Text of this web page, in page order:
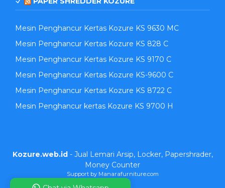
Mesin Penghancur Kertas Kozure KS 9630 MC
Mesin Penghancur Kertas Kozure KS 828 C
Mesin Penghancur Kertas Kozure KS 9170 C
Mesin Penghancur Kertas Kozure KS-9600 C
Mesin Penghancur Kertas Kozure KS 8722 C
Mesin Penghancur kertas Kozure KS 9700 H
Kozure.web.id- Jual Lemari Arsip, Locker, Papershrader,
Money Counter
Support by Manarafurniture.com